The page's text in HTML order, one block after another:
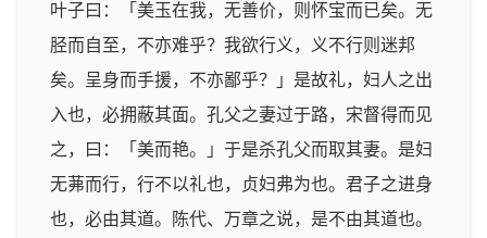
叶子曰：「美玉在我，无善价，则怀宝而已矣。无
胫而自至，不亦难乎？我欲行义，义不行则迷邦
矣。呈身而手援，不亦鄙乎？」是故礼，妇人之出
入也，必拥蔽其面。孔父之妻过于路，宋督得而见
之，曰：「美而艳。」于是杀孔父而取其妻。是妇
无茀而行，行不以礼也，贞妇弗为也。君子之进身
也，必由其道。陈代、万章之说，是不由其道也。